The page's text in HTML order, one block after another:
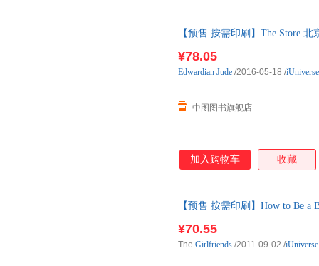
【预售 按需印刷】The Store
¥78.05
中图图书旗舰店
Edwardian Jude /2016-05-18 /iUniverse
加入购物车 收藏
【预售 按需印刷】How to Be a
¥70.55
The Girlfriends /2011-09-02 /iUniverse